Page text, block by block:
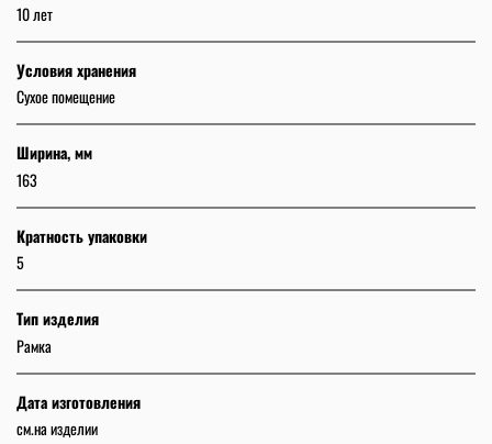
10 лет
Условия хранения
Сухое помещение
Ширина, мм
163
Кратность упаковки
5
Тип изделия
Рамка
Дата изготовления
см.на изделии